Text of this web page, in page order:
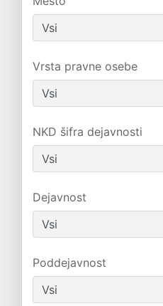
Vrsta pravne osebe
NKD šifra dejavnosti
Dejavnost
Poddejavnost